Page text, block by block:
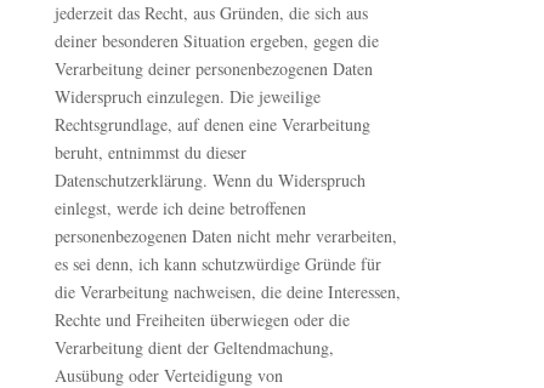
jederzeit das Recht, aus Gründen, die sich aus
deiner besonderen Situation ergeben, gegen die
Verarbeitung deiner personenbezogenen Daten
Widerspruch einzulegen. Die jeweilige
Rechtsgrundlage, auf denen eine Verarbeitung
beruht, entnimmst du dieser
Datenschutzerklärung. Wenn du Widerspruch
einlegst, werde ich deine betroffenen
personenbezogenen Daten nicht mehr verarbeiten,
es sei denn, ich kann schutzwürdige Gründe für
die Verarbeitung nachweisen, die deine Interessen,
Rechte und Freiheiten überwiegen oder die
Verarbeitung dient der Geltendmachung,
Ausübung oder Verteidigung von